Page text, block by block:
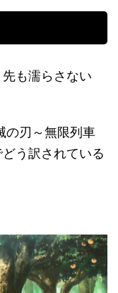
も濡らさない
の刃～無限列車
う訳されている